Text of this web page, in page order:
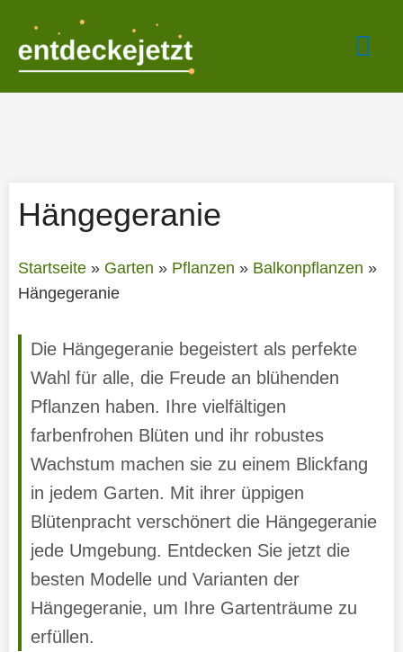
springen
Hängegeranie
Startseite» Garten » Pflanzen » Balkonpflanzen »
Hängegeranie
Die Hängegeranie begeistert als perfekte
Wahl für alle, die Freude an blühenden
Pflanzen haben. Ihre vielfältigen
farbenfrohen Blüten und ihr robustes
Wachstum machen sie zu einem Blickfang
in jedem Garten. Mit ihrer üppigen
Blütenpracht verschönert die Hängegeranie
jede Umgebung. Entdecken Sie jetzt die
besten Modelle und Varianten der
Hängegeranie, um Ihre Gartenträume zu
erfüllen.